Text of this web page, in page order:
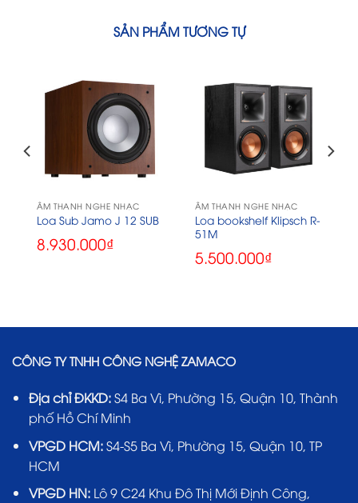
SẢN PHẨM TƯƠNG TỰ
ÂM THANH NGHE NHẠC
Loa Sub Jamo J 12 SUB
8.930.000₫
ÂM THANH NGHE NHẠC
Loa bookshelf Klipsch R-
51M
5.500.000₫
CÔNG TY TNHH CÔNG NGHỆ ZAMACO
Địa chỉ ĐKKD:S4 Ba Vì, Phường 15, Quận 10, Thành
phố Hồ Chí Minh
VPGD HCM:S4-S5 Ba Vì, Phường 15, Quận 10, TP
HCM
VPGD HN:Lô 9 C24 Khu Đô Thị Mới Định Công,